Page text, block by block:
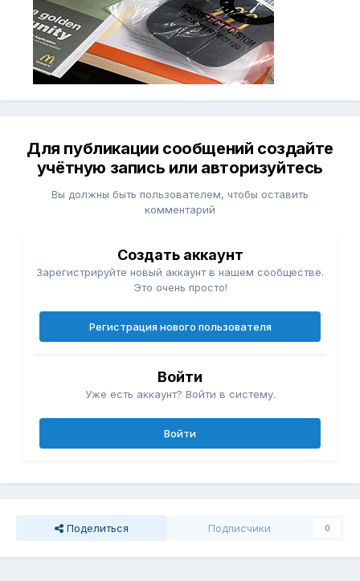
Для публикации сообщений создайте
учётную запись или авторизуйтесь
Вы должны быть пользователем, чтобы оставить
комментарий
Создать аккаунт
Зарегистрируйте новый аккаунт в нашем сообществе.
Это очень просто!
Регистрация нового пользователя
Войти
Уже есть аккаунт? Войти в систему.
Войти
Поделиться Подписчики 0